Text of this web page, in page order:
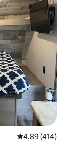
4,89 (414)